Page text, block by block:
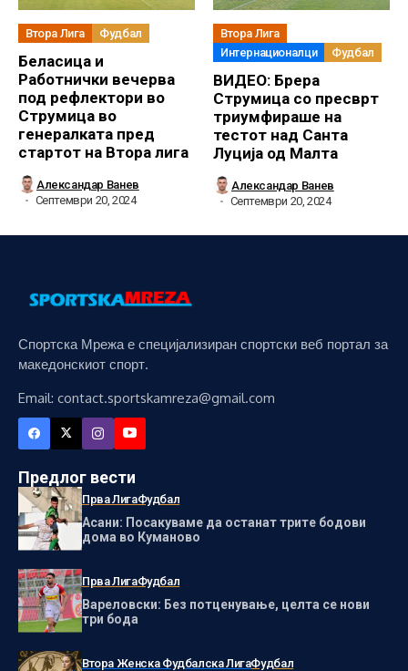
Втора Лига Фудбал
Беласица и
Работнички вечерва
под рефлектори во
Струмица во
генералката пред
стартот на Втора лига
Александар Ванев
Септември 20, 2024
Втора Лига
Интернационалци
Фудбал
ВИДЕО: Брера
Струмица со пресврт
триумфираше на
тестот над Санта
Луција од Малта
Александар Ванев
Септември 20, 2024
Спортска Мрежа е специјализиран спортски веб портал за
македонскиот спорт.
Email: contact.sportskamreza@gmail.com
Предлог вести
Прва ЛигаФудбал
Асани: Посакуваме да останат трите бодови
дома во Куманово
Прва ЛигаФудбал
Вареловски: Без потценување, целта се нови
три бода
Втора Женска Фудбалска ЛигаФудбал